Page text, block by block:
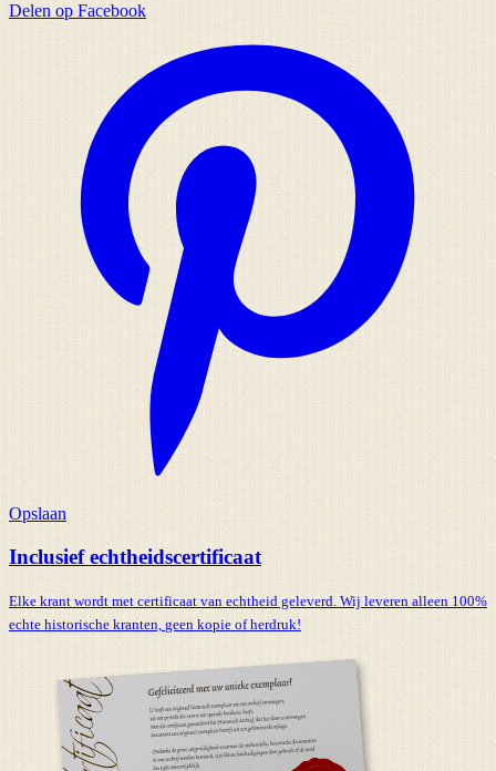
Delen op Facebook
Opslaan
Inclusief echtheidscertificaat
Elke krant wordt met certificaat van echtheid geleverd. Wij leveren alleen 100%
echte historische kranten, geen kopie of herdruk!